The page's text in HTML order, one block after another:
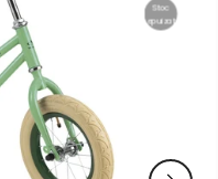
Stoc
epuizat